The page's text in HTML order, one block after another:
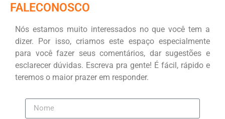
FALECONOSCO
Nós estamos muito interessados no que você tem a
dizer. Por isso, criamos este espaço especialmente
para você fazer seus comentários, dar sugestões e
esclarecer dúvidas. Escreva pra gente! É fácil, rápido e
teremos o maior prazer em responder.